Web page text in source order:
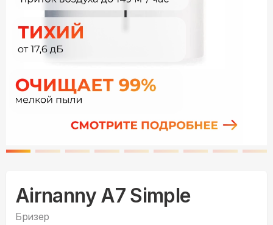
Airnanny A7 Simple
Бризер